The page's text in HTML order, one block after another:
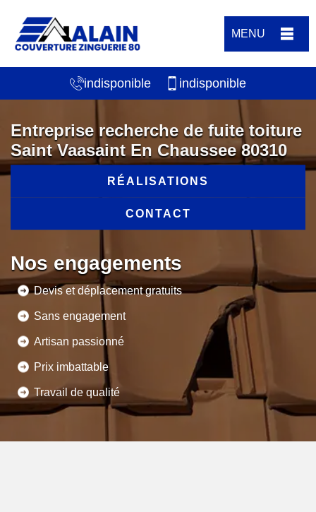
MENU
indisponible indisponible
Entreprise recherche de fuite toiture
Saint Vaasaint En Chaussee 80310
RÉALISATIONS
CONTACT
Nos engagements
Devis et déplacement gratuits
Sans engagement
Artisan passionné
Prix imbattable
Travail de qualité